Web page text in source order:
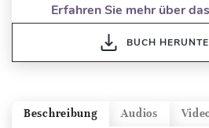
Erfahren Sie mehr über
BUCH
Audios
Beschreibung